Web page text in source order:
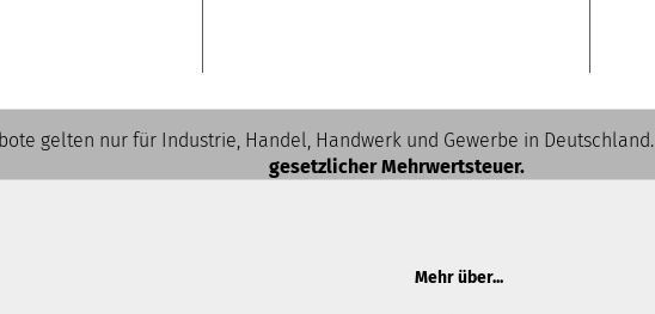
gelten nur für Industrie, Handel, Handwerk und Gewerbe in Deutschland.
gesetzlicher Mehrwertsteuer.
Mehr über...